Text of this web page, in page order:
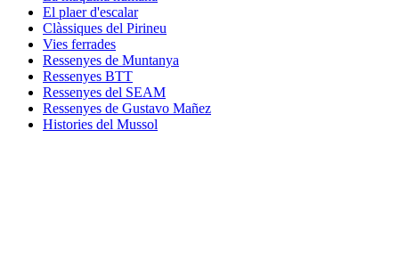
El plaer d'escalar
Clàssiques del Pirineu
Vies ferrades
Ressenyes de Muntanya
Ressenyes BTT
Ressenyes del SEAM
Ressenyes de Gustavo Mañez
Histories del Mussol